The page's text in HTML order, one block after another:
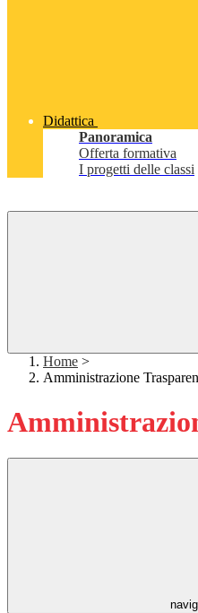
Didattica
Panoramica
Offerta formativa
I progetti delle classi
Home >
Amministrazione